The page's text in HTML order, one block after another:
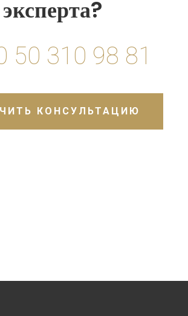
эксперта?
50 310 98 81
КОНСУЛЬТАЦИЮ